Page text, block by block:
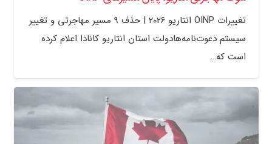
تغییرات OINP انتاریو ۲۰۲۶ | حذف ۹ مسیر مهاجرتی و تغییر
سیستم دعوت‌نامه‌هادولت استان انتاریو کانادا اعلام کرده
است که…